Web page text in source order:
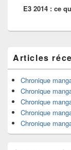
E3 2014 : ce
principale
de
widget
pour
barre
latérale
Articles
Chronique
Chronique
Chronique
Chronique
Chronique